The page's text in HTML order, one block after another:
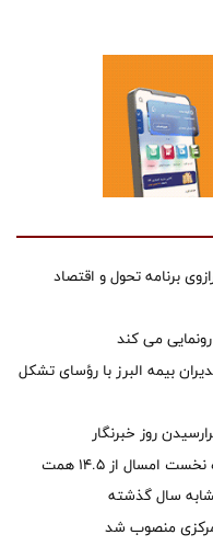
برنامه تحول و اقتصاد
می کند
بیمه البرز با رؤسای تشکل
روز خبرنگار
حق بیمه تولیدی بیمه ملت در چهار ماه نخست امسال از 14.5 همت
منصوب شد